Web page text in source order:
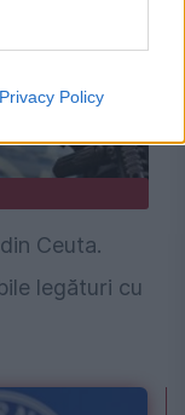
Privacy Policy
Ceuta.
legături cu